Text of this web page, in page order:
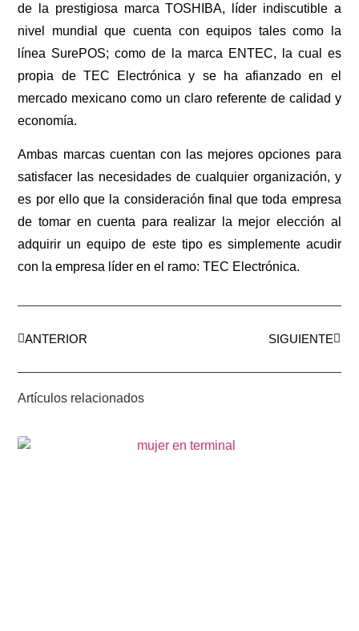
de la prestigiosa marca TOSHIBA, líder indiscutible a
nivel mundial que cuenta con equipos tales como la
línea SurePOS; como de la marca ENTEC, la cual es
propia de TEC Electrónica y se ha afianzado en el
mercado mexicano como un claro referente de calidad y
economía.
Ambas marcas cuentan con las mejores opciones para
satisfacer las necesidades de cualquier organización, y
es por ello que la consideración final que toda empresa
de tomar en cuenta para realizar la mejor elección al
adquirir un equipo de este tipo es simplemente acudir
con la empresa líder en el ramo: TEC Electrónica.
ANTERIOR SIGUIENTE
Artículos relacionados